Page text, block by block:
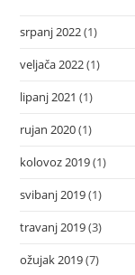
srpanj 2022(1)
veljača 2022(1)
lipanj 2021 (1)
rujan 2020(1)
kolovoz 2019(1)
svibanj 2019(1)
travanj 2019(3)
ožujak 2019(7)